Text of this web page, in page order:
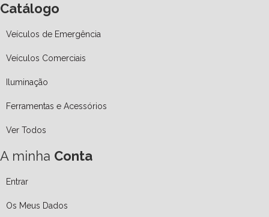
Catálogo
Veículos de Emergência
Veículos Comerciais
Iluminação
Ferramentas e Acessórios
Ver Todos
A minha Conta
Entrar
Os Meus Dados